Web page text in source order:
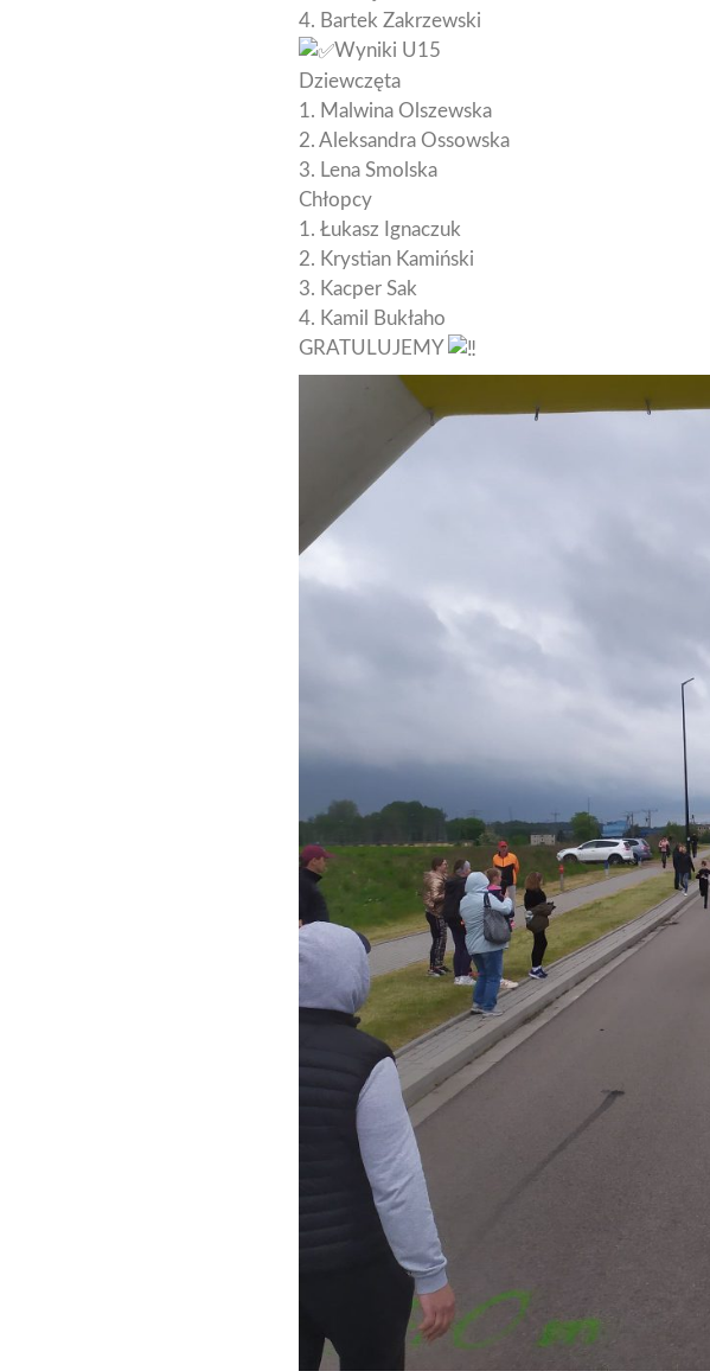
4. Bartek Zakrzewski
Wyniki U15
Dziewczęta
1. Malwina Olszewska
2. Aleksandra Ossowska
3. Lena Smolska
Chłopcy
1. Łukasz Ignaczuk
2. Krystian Kamiński
3. Kacper Sak
4. Kamil Bukłaho
GRATULUJEMY